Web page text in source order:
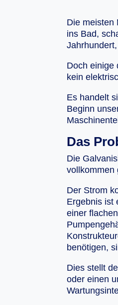
Die meisten
ins Bad,
Doch einige
kein
Es handelt
Beginn
Das
Die
vollkommen
Der Strom
Ergebnis ist
einer
benötigen,
Dies stellt
oder einen